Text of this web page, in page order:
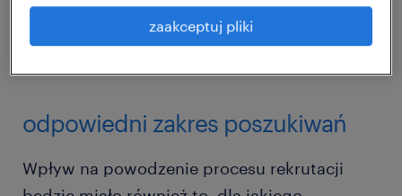
powszechnie znany może ułatwić to dotarcie
do handlowców spoza obszaru Twojej
działalności.
odpowiedni zakres poszukiwań
Wpływ na powodzenie procesu rekrutacji
zaakceptuj pliki